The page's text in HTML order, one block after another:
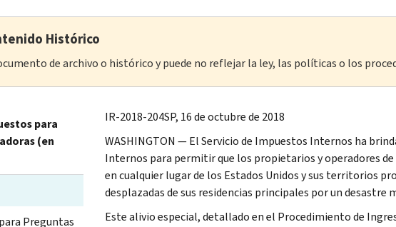
Histórico
de archivo o histórico y puede no reflejar la ley, las políticas o los
para
(en
Preguntas
IR-2018-204SP, 16 de octubre de 2018
WASHINGTON — El Servicio de Impuestos Internos ha
Internos para permitir que los propietarios y operadores
en cualquier lugar de los Estados Unidos y sus territorios
desplazadas de sus residencias principales por un
Este alivio especial, detallado en el Procedimiento de